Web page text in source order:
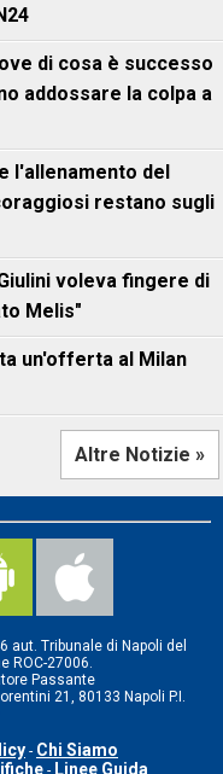
di cosa è successo
addossare la colpa a
l'allenamento del
restano sugli
voleva fingere di
Melis"
un'offerta al Milan
Altre Notizie »
Tribunale di Napoli del
ROC-27006.
Passante
21, 80133 Napoli P.I.
- Chi Siamo
Linee Guida